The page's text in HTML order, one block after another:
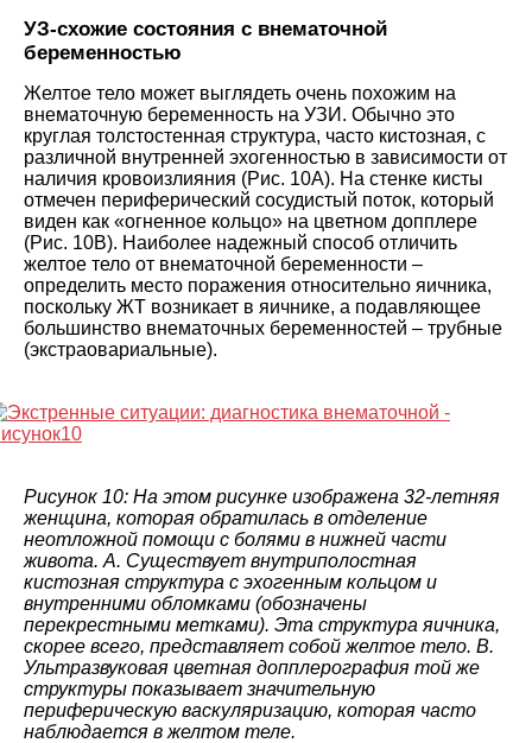
УЗ-схожие состояния с внематочной
беременностью
Желтое тело может выглядеть очень похожим на
внематочную беременность на УЗИ. Обычно это
круглая толстостенная структура, часто кистозная, с
различной внутренней эхогенностью в зависимости от
наличия кровоизлияния (Рис. 10А). На стенке кисты
отмечен периферический сосудистый поток, который
виден как «огненное кольцо» на цветном допплере
(Рис. 10В). Наиболее надежный способ отличить
желтое тело от внематочной беременности –
определить место поражения относительно яичника,
поскольку ЖТ возникает в яичнике, а подавляющее
большинство внематочных беременностей – трубные
(экстраовариальные).
Рисунок 10: На этом рисунке изображена 32-летняя
женщина, которая обратилась в отделение
неотложной помощи с болями в нижней части
живота. A. Существует внутриполостная
кистозная структура с эхогенным кольцом и
внутренними обломками (обозначены
перекрестными метками). Эта структура яичника,
скорее всего, представляет собой желтое тело. B.
Ультразвуковая цветная допплерография той же
структуры показывает значительную
периферическую васкуляризацию, которая часто
наблюдается в желтом теле.